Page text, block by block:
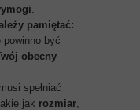
.
pamiętać:
powinno być
obecny
spełniać
jak rozmiar,